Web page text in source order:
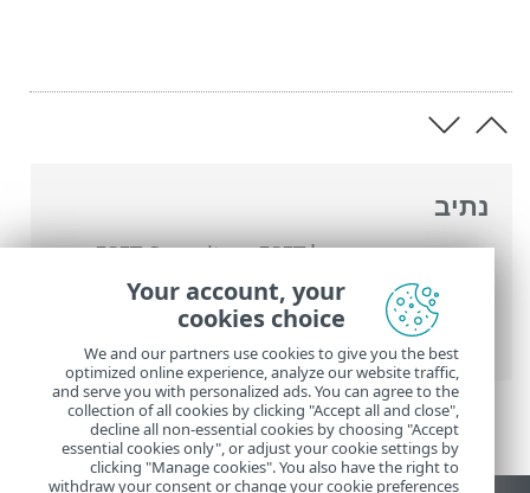
נתיב
העזרה המקוונת של ESET >
ESET Security
Ultimate
> הגדרות מתקדמות> הגנות>
על לקוח דוא"ל
>ניהול רשימות כתובות
רשימות כתובות
> הוספת/עריכת כתובת
Your account, your
cookies choice
We and our partners use cookies to give you the best
optimized online experience, analyze our website traffic,
and serve you with personalized ads. You can agree to the
collection of all cookies by clicking "Accept all and close",
decline all non-essential cookies by choosing "Accept
essential cookies only", or adjust your cookie settings by
clicking "Manage cookies". You also have the right to
withdraw your consent or change your cookie preferences